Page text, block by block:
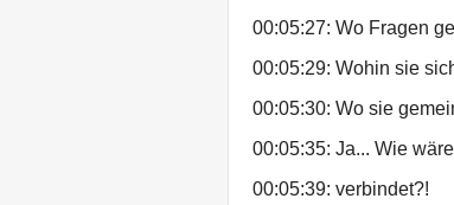
00:05:27: Wo Fragen
00:05:29: Wohin sie
00:05:30: Wo sie
00:05:35: Ja... Wie
00:05:39: verbindet?!